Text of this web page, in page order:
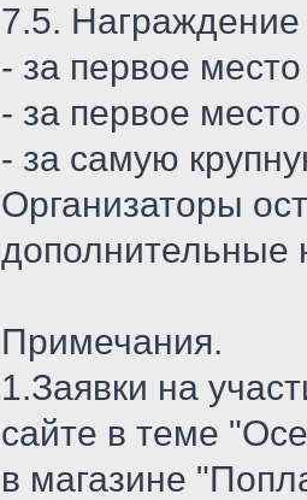
7.5. Награждение
- за первое
- за первое
- за самую
Организаторы
дополнительные
Примечания.
1.Заявки на
сайте в теме
в магазине